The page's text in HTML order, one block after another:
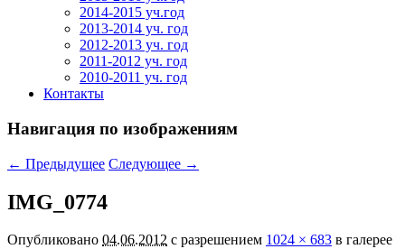
2014-2015 уч.год
2013-2014 уч. год
2012-2013 уч. год
2011-2012 уч. год
2010-2011 уч. год
Контакты
Навигация по изображениям
← Предыдущее Следующее →
IMG_0774
Опубликовано 04.06.2012 с разрешением 1024 × 683 в галерее